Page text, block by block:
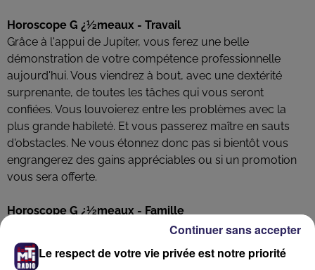
Horoscope G ¿½meaux - Travail
Grâce à l'appui de Jupiter, vous ferez une belle
démonstration de votre compétence professionnelle
aujourd'hui. Vous viendrez à bout, avec une dextérité
surprenante, de toutes les tâches qui vous seront
confiées. Vous louvoierez entre les problèmes avec la
plus grande habileté. Et vous passerez maître en sauts
d'obstacles. Ne vous étonnez donc pas si bientôt vous
engrangerez des gains appréciables ou si un promotion
vous sera offerte.
Horoscope G ¿½meaux - Famille
Conseil de Neptune : sachez éviter les orages
domestiques en évitant les paroles blessantes. Tâchez
d'être aimable et de ne pas céder à des coups de tête que
Le respect de votre vie privée est notre priorité
Continuer sans accepter